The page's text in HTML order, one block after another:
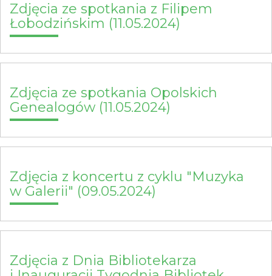
Zdjęcia ze spotkania z Filipem
Łobodzińskim (11.05.2024)
Zdjęcia ze spotkania Opolskich
Genealogów (11.05.2024)
Zdjęcia z koncertu z cyklu "Muzyka
w Galerii" (09.05.2024)
Zdjęcia z Dnia Bibliotekarza